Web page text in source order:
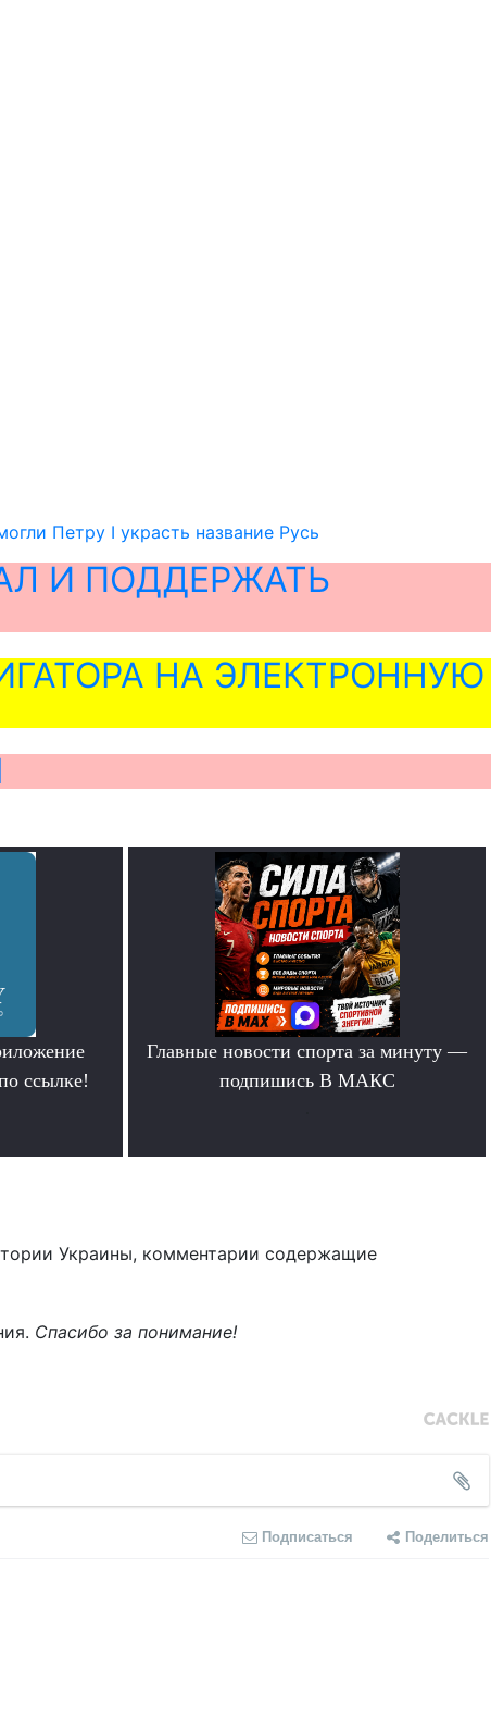
Петру I украсть название Русь
И ПОДДЕРЖАТЬ
НА ЭЛЕКТРОННУЮ
ссылке!
Главные новости спорта за минуту —
подпишись В МАКС
Украины, комментарии содержащие
Спасибо за понимание!
Подписаться Поделиться